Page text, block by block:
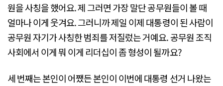
원을 사칭을 했어요. 제 그러면 가장 말단 공무원들이 볼 때
얼마나 이게 웃겨요. 그러니까 제일 이제 대통령이 된 사람이
공무원 자기가 사칭한 범죄를 저질렀는 거예요. 공무원 조직
사회에서 이게 뭐 이게 리더십이 좀 형성이 될까요?
세 번째는 본인이 어쨌든 본인이 이번에 대통령 선거 나왔는